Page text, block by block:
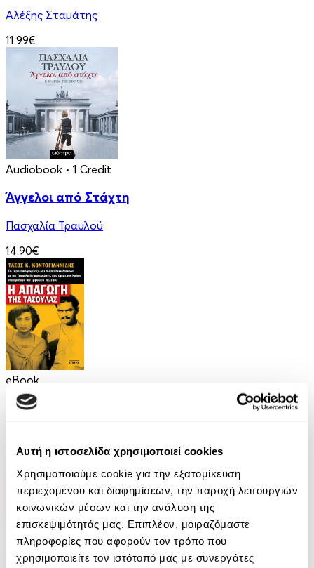
Αυτή η ιστοσελίδα χρησιμοποιεί cookies
Χρησιμοποιούμε cookie για την εξατομίκευση
περιεχομένου και διαφημίσεων, την παροχή λειτουργιών
κοινωνικών μέσων και την ανάλυση της
επισκεψιμότητάς μας. Επιπλέον, μοιραζόμαστε
πληροφορίες που αφορούν τον τρόπο που
χρησιμοποιείτε τον ιστότοπό μας με συνεργάτες
Αλέξης Σταμάτης
11.99€
Audiobook • 1 Credit
Άγγελοι από Στάχτη
Πασχαλία Τραυλού
14.90€
eBook
Η απαγωγή της Τασούλας